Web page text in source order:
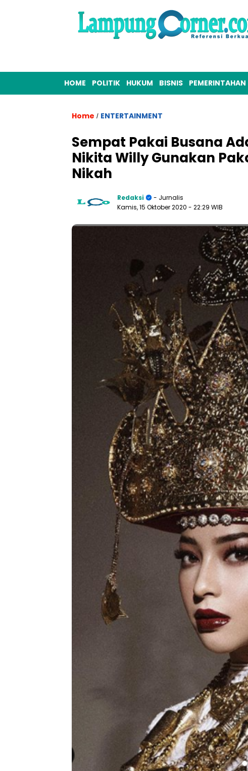
HOME POLITIK HUKUM BISNIS PEMERINTAHAN
Home / ENTERTAINMENT
Sempat Pakai Busana
Nikita Willy Gunakan
Nikah
Redaksi
- Jurnalis
Kamis, 15 Oktober 2020 - 22:29 WIB